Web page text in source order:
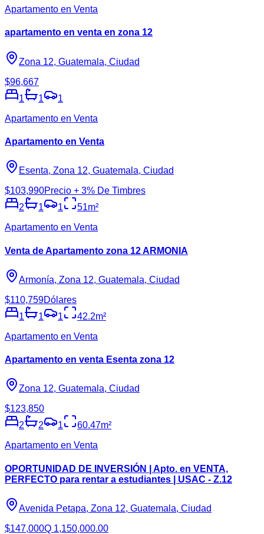
Apartamento en Venta
apartamento en venta en zona 12
Zona 12, Guatemala, Ciudad
$96,667
1
1
1
Apartamento en Venta
Apartamento en Venta
Esenta, Zona 12, Guatemala, Ciudad
$103,990Precio + 3% De Timbres
2
1 1 51m²
Apartamento en Venta
Venta de Apartamento zona 12 ARMONIA
Armonía, Zona 12, Guatemala, Ciudad
$110,759Dólares
1
1 1 42.2m²
Apartamento en Venta
Apartamento en venta Esenta zona 12
Zona 12, Guatemala, Ciudad
$123,850
2
2 1 60.47m²
Apartamento en Venta
OPORTUNIDAD DE INVERSIÓN | Apto. en VENTA,
PERFECTO para rentar a estudiantes | USAC - Z.12
Avenida Petapa, Zona 12, Guatemala, Ciudad
$147,000Q 1,150,000.00